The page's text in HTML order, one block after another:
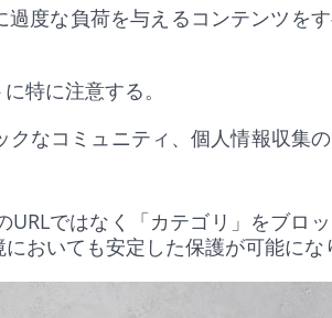
度な負荷を与えるコンテンツを
特に注意する。
なコミュニティ、個人情報収集
ではなく「カテゴリ」をブロ
おいても安定した保護が可能にな